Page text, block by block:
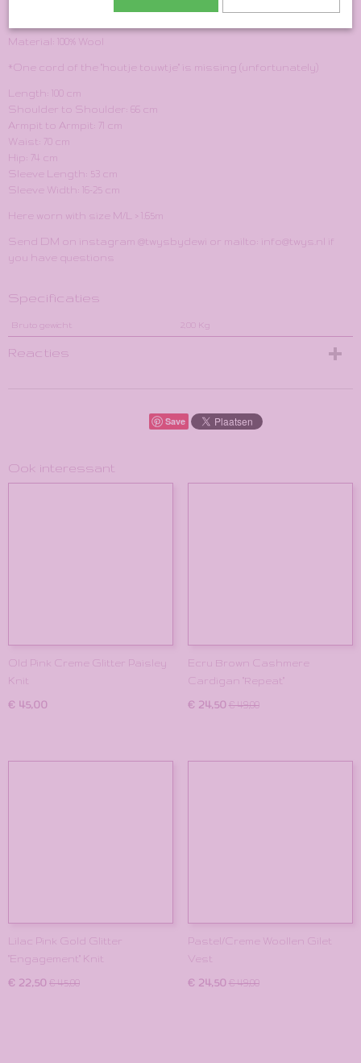
Size Indication: XL+
Material: 100% Wool
*One cord of the "houtje touwtje" is missing (unfortunately)
Length: 100 cm
Shoulder to Shoulder: 66 cm
Armpit to Armpit: 71 cm
Waist: 70 cm
Hip: 74 cm
Sleeve Length: 53 cm
Sleeve Width: 16-25 cm
Here worn with size M/L > 1.65m
Send DM on instagram @twysbydewi or mailto: info@twys.nl if
you have questions
Specificaties
Bruto gewicht 2,00 Kg
Reacties
Save
Ook interessant
Old Pink Creme Glitter Paisley
Knit
€ 45,00
Ecru Brown Cashmere
Cardigan "Repeat"
€ 24,50 € 49,00
Lilac Pink Gold Glitter
"Engagement" Knit
€ 22,50 € 45,00
Pastel/Creme Woollen Gilet
Vest
€ 24,50 € 49,00